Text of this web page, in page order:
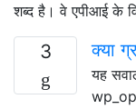
शब्द है। वे एपीआई के
3 क्या
यह